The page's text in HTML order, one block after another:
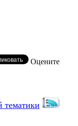
Оцените
тематики